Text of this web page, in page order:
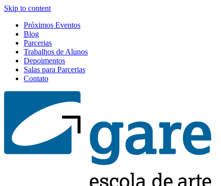
Skip to content
Próximos Eventos
Blog
Parcerias
Trabalhos de Alunos
Depoimentos
Salas para Parcerias
Contato